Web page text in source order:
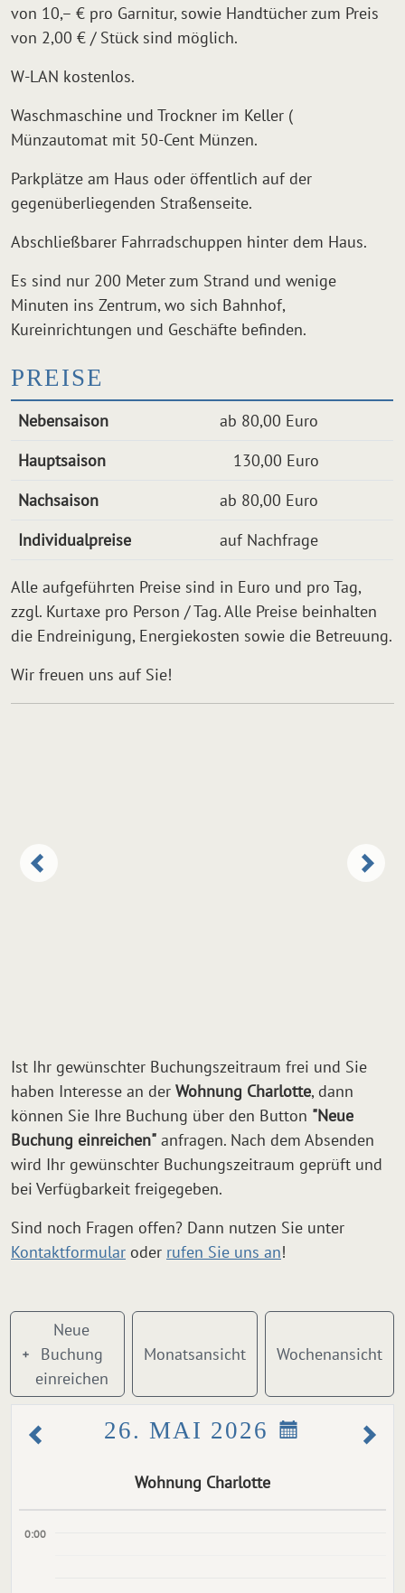
von 10,– € pro Garnitur, sowie Handtücher zum Preis
von 2,00 € / Stück sind möglich.
W-LAN kostenlos.
Waschmaschine und Trockner im Keller (
Münzautomat mit 50-Cent Münzen.
Parkplätze am Haus oder öffentlich auf der
gegenüberliegenden Straßenseite.
Abschließbarer Fahrradschuppen hinter dem Haus.
Es sind nur 200 Meter zum Strand und wenige
Minuten ins Zentrum, wo sich Bahnhof,
Kureinrichtungen und Geschäfte befinden.
PREISE
Nebensaison
ab 80,00 Euro
Hauptsaison
130,00 Euro
Nachsaison
ab 80,00 Euro
Individualpreise
auf Nachfrage
Alle aufgeführten Preise sind in Euro und pro Tag,
zzgl. Kurtaxe pro Person / Tag. Alle Preise beinhalten
die Endreinigung, Energiekosten sowie die Betreuung.
Wir freuen uns auf Sie!
Ist Ihr gewünschter Buchungszeitraum frei und Sie
haben Interesse an der Wohnung Charlotte, dann
können Sie Ihre Buchung über den Button "Neue
Buchung einreichen" anfragen. Nach dem Absenden
wird Ihr gewünschter Buchungszeitraum geprüft und
bei Verfügbarkeit freigegeben.
Sind noch Fragen offen? Dann nutzen Sie unter
Kontaktformular oder rufen Sie uns an!
Neue
Buchung
einreichen
Monatsansicht Wochenansicht
26. MAI 2026
Wohnung Charlotte
0:00